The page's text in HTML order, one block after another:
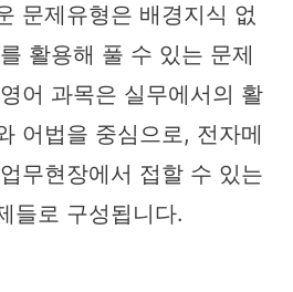
문제유형은 배경지식 없
활용해 풀 수 있는 문제
어 과목은 실무에서의 활
어법을 중심으로, 전자메
무현장에서 접할 수 있는
들로 구성됩니다.